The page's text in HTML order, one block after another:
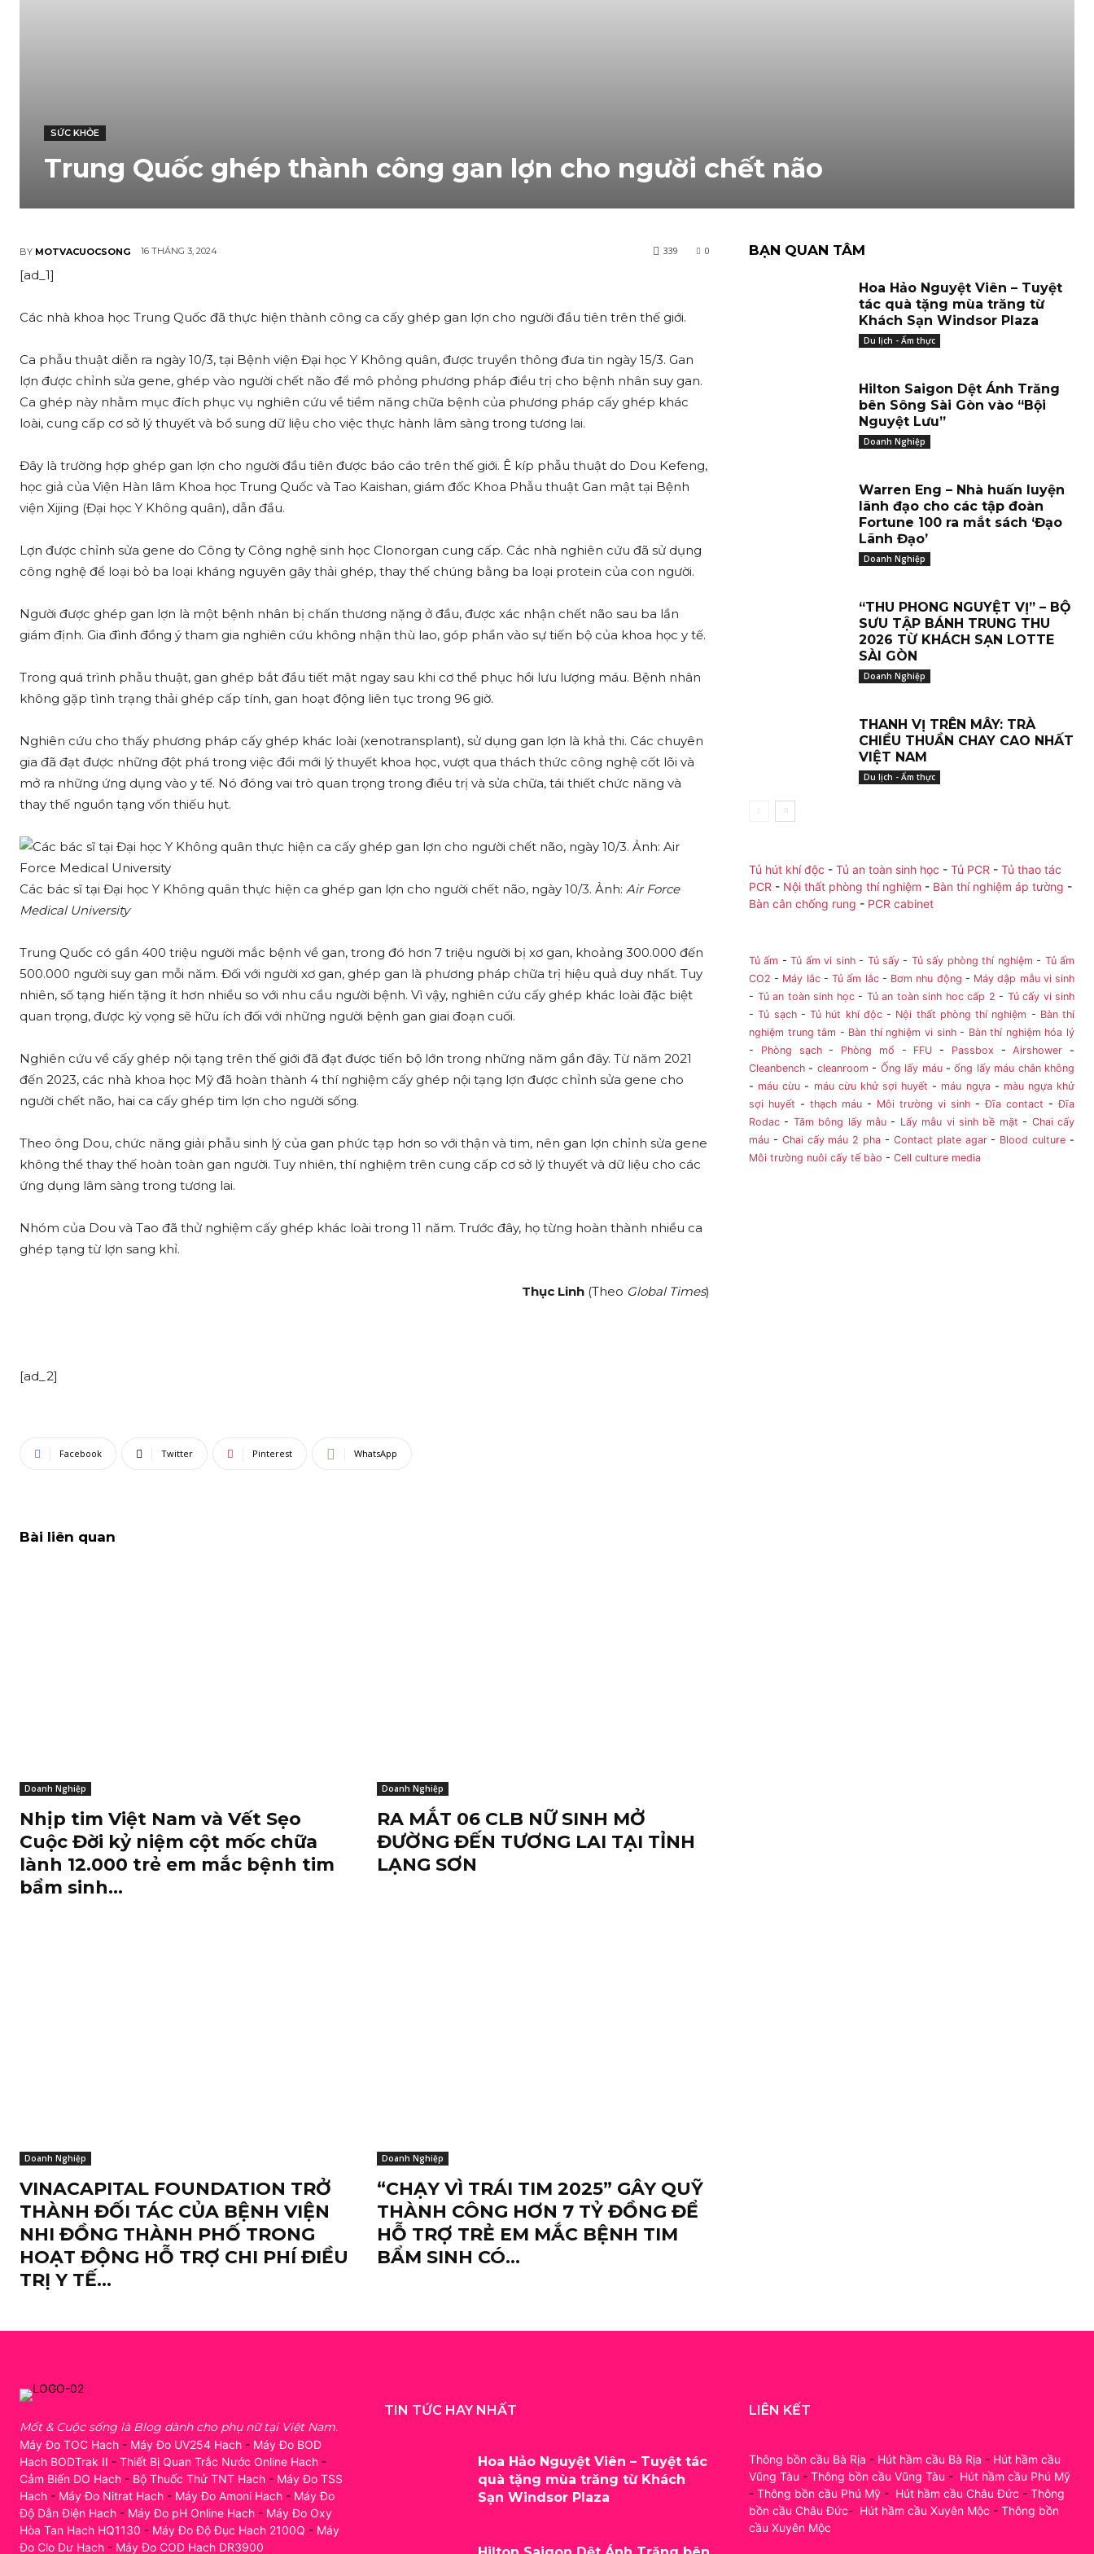
SỨC KHỎE
Trung Quốc ghép thành công gan lợn cho người chết não
BY MOTVACUOCSONG 16 THÁNG 3, 2024 0
339
[ad_1]
Các nhà khoa học Trung Quốc đã thực hiện thành công ca cấy ghép gan lợn cho người đầu tiên trên thế giới.
Ca phẫu thuật diễn ra ngày 10/3, tại Bệnh viện Đại học Y Không quân, được truyền thông đưa tin ngày 15/3. Gan
lợn được chỉnh sửa gene, ghép vào người chết não để mô phỏng phương pháp điều trị cho bệnh nhân suy gan.
Ca ghép này nhằm mục đích phục vụ nghiên cứu về tiềm năng chữa bệnh của phương pháp cấy ghép khác
loài, cung cấp cơ sở lý thuyết và bổ sung dữ liệu cho việc thực hành lâm sàng trong tương lai.
Đây là trường hợp ghép gan lợn cho người đầu tiên được báo cáo trên thế giới. Ê kíp phẫu thuật do Dou Kefeng,
học giả của Viện Hàn lâm Khoa học Trung Quốc và Tao Kaishan, giám đốc Khoa Phẫu thuật Gan mật tại Bệnh
viện Xijing (Đại học Y Không quân), dẫn đầu.
Lợn được chỉnh sửa gene do Công ty Công nghệ sinh học Clonorgan cung cấp. Các nhà nghiên cứu đã sử dụng
công nghệ để loại bỏ ba loại kháng nguyên gây thải ghép, thay thế chúng bằng ba loại protein của con người.
Người được ghép gan lợn là một bệnh nhân bị chấn thương nặng ở đầu, được xác nhận chết não sau ba lần
giám định. Gia đình đồng ý tham gia nghiên cứu không nhận thù lao, góp phần vào sự tiến bộ của khoa học y tế.
Trong quá trình phẫu thuật, gan ghép bắt đầu tiết mật ngay sau khi cơ thể phục hồi lưu lượng máu. Bệnh nhân
không gặp tình trạng thải ghép cấp tính, gan hoạt động liên tục trong 96 giờ.
Nghiên cứu cho thấy phương pháp cấy ghép khác loài (xenotransplant), sử dụng gan lợn là khả thi. Các chuyên
gia đã đạt được những đột phá trong việc đổi mới lý thuyết khoa học, vượt qua thách thức công nghệ cốt lõi và
mở ra những ứng dụng vào y tế. Nó đóng vai trò quan trọng trong điều trị và sửa chữa, tái thiết chức năng và
thay thế nguồn tạng vốn thiếu hụt.
Các bác sĩ tại Đại học Y Không quân thực hiện ca ghép gan lợn cho người chết não, ngày 10/3. Ảnh: Air Force
Medical University
Trung Quốc có gần 400 triệu người mắc bệnh về gan, trong đó hơn 7 triệu người bị xơ gan, khoảng 300.000 đến
500.000 người suy gan mỗi năm. Đối với người xơ gan, ghép gan là phương pháp chữa trị hiệu quả duy nhất. Tuy
nhiên, số tạng hiến tặng ít hơn nhiều so với nhu cầu người bệnh. Vì vậy, nghiên cứu cấy ghép khác loài đặc biệt
quan trọng, được kỳ vọng sẽ hữu ích đối với những người bệnh gan giai đoạn cuối.
Nghiên cứu về cấy ghép nội tạng trên thế giới đã đạt được tiến bộ lớn trong những năm gần đây. Từ năm 2021
đến 2023, các nhà khoa học Mỹ đã hoàn thành 4 thí nghiệm cấy ghép nội tạng lợn được chỉnh sửa gene cho
người chết não, hai ca cấy ghép tim lợn cho người sống.
Theo ông Dou, chức năng giải phẫu sinh lý của gan phức tạp hơn so với thận và tim, nên gan lợn chỉnh sửa gene
không thể thay thế hoàn toàn gan người. Tuy nhiên, thí nghiệm trên cung cấp cơ sở lý thuyết và dữ liệu cho các
ứng dụng lâm sàng trong tương lai.
Nhóm của Dou và Tao đã thử nghiệm cấy ghép khác loài trong 11 năm. Trước đây, họ từng hoàn thành nhiều ca
ghép tạng từ lợn sang khỉ.
Thục Linh (Theo Global Times)
[ad_2]
Facebook Twitter Pinterest WhatsApp
Bài liên quan
Doanh Nghiệp
Nhịp tim Việt Nam và Vết Sẹo
Cuộc Đời kỷ niệm cột mốc chữa
lành 12.000 trẻ em mắc bệnh tim
bẩm sinh...
Doanh Nghiệp
RA MẮT 06 CLB NỮ SINH MỞ
ĐƯỜNG ĐẾN TƯƠNG LAI TẠI TỈNH
LẠNG SƠN
Doanh Nghiệp
VINACAPITAL FOUNDATION TRỞ
THÀNH ĐỐI TÁC CỦA BỆNH VIỆN
NHI ĐỒNG THÀNH PHỐ TRONG
HOẠT ĐỘNG HỖ TRỢ CHI PHÍ ĐIỀU
TRỊ Y TẾ...
Doanh Nghiệp
“CHẠY VÌ TRÁI TIM 2025” GÂY QUỸ
THÀNH CÔNG HƠN 7 TỶ ĐỒNG ĐỂ
HỖ TRỢ TRẺ EM MẮC BỆNH TIM
BẨM SINH CÓ...
BẠN QUAN TÂM
Hoa Hảo Nguyệt Viên – Tuyệt
tác quà tặng mùa trăng từ
Khách Sạn Windsor Plaza
Du lịch - Ẩm thực
Hilton Saigon Dệt Ánh Trăng
bên Sông Sài Gòn vào “Bội
Nguyệt Lưu”
Doanh Nghiệp
Warren Eng – Nhà huấn luyện
lãnh đạo cho các tập đoàn
Fortune 100 ra mắt sách ‘Đạo
Lãnh Đạo’
Doanh Nghiệp
“THU PHONG NGUYỆT VỊ” – BỘ
SƯU TẬP BÁNH TRUNG THU
2026 TỪ KHÁCH SẠN LOTTE
SÀI GÒN
Doanh Nghiệp
THANH VỊ TRÊN MÂY: TRÀ
CHIỀU THUẦN CHAY CAO NHẤT
VIỆT NAM
Du lịch - Ẩm thực
Tủ hút khí độc - Tủ an toàn sinh học - Tủ PCR - Tủ thao tác
PCR - Nội thất phòng thí nghiệm - Bàn thí nghiệm áp tường -
Bàn cân chống rung - PCR cabinet
Tủ ấm -Tủ ấm vi sinh- Tủ sấy - Tủ sấy phòng thí nghiệm - Tủ ấm
CO2 - Máy lắc-Tủ ấm lắc- Bơm nhu động - Máy dập mẫu vi sinh
- Tủ an toàn sinh học- Tủ an toàn sinh hoc cấp 2 - Tủ cấy vi sinh
-Tủ sạch- Tủ hút khí độc- Nội thất phòng thí nghiệm - Bàn thí
nghiệm trung tâm - Bàn thí nghiệm vi sinh- Bàn thí nghiệm hóa lý
- Phòng sạch- Phòng mổ - FFU - Passbox -Airshower -
Cleanbench - cleanroom - Ống lấy máu-ống lấy máu chân không
- máu cừu - máu cừu khử sợi huyết - máu ngựa- màu ngựa khử
sợi huyết - thạch máu - Môi trường vi sinh -Đĩa contact -Đĩa
Rodac - Tăm bông lấy mẫu - Lấy mẫu vi sinh bề mặt - Chai cấy
máu - Chai cấy máu 2 pha - Contact plate agar- Blood culture -
Môi trường nuôi cấy tế bào - Cell culture media
Mốt & Cuộc sống là Blog dành cho phụ nữ tại Việt Nam.
Máy Đo TOC Hach - Máy Đo UV254 Hach - Máy Đo BOD
Hach BODTrak II - Thiết Bị Quan Trắc Nước Online Hach -
Cảm Biến DO Hach - Bộ Thuốc Thử TNT Hach - Máy Đo TSS
Hach - Máy Đo Nitrat Hach - Máy Đo Amoni Hach - Máy Đo
Độ Dẫn Điện Hach - Máy Đo pH Online Hach - Máy Đo Oxy
Hòa Tan Hach HQ1130 - Máy Đo Độ Đục Hach 2100Q - Máy
Đo Clo Dư Hach - Máy Đo COD Hach DR3900
TIN TỨC HAY NHẤT
Hoa Hảo Nguyệt Viên – Tuyệt tác
quà tặng mùa trăng từ Khách
Sạn Windsor Plaza
LIÊN KẾT
Thông bồn cầu Bà Rịa - Hút hầm cầu Bà Rịa - Hút hầm cầu
Vũng Tàu - Thông bồn cầu Vũng Tàu - Hút hầm cầu Phú Mỹ
- Thông bồn cầu Phú Mỹ - Hút hầm cầu Châu Đức - Thông
bồn cầu Châu Đức- Hút hầm cầu Xuyên Mộc - Thông bồn
cầu Xuyên Mộc